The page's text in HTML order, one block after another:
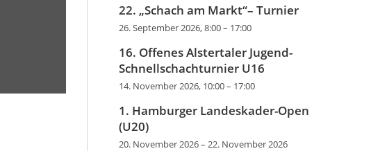
22. „Schach am Markt“– Turnier
26. September 2026, 8:00– 17:00
16. Offenes Alstertaler Jugend-
Schnellschachturnier U16
14. November 2026, 10:00– 17:00
1. Hamburger Landeskader-Open
(U20)
20. November 2026– 22. November 2026